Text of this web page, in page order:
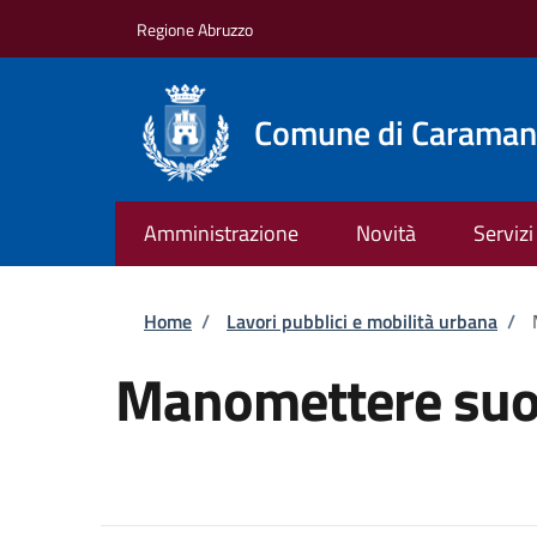
Regione Abruzzo
Comune di
Amministrazione Novità Servizi
Briciole di pane
Home / Lavori pubblici e mobilità urbana /
Manomettere